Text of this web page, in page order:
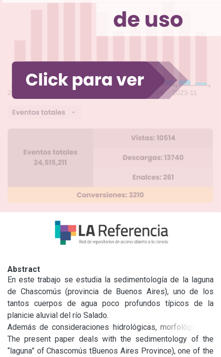
Abstract
En este trabajo se estudia la sedimentología de la laguna
de Chascomús (provincia de Buenos Aires), uno de los
tantos cuerpos de agua poco profundos típicos de la
planicie aluvial del río Salado.
Además de consideraciones hidrológicas, morfológicas y
estratigráficas, se describen los aspectos morfológicos,
topografía del fondo y propiedades físico-químicas del
The present paper deals with the sedimentology of the
“laguna” of Chascomús tBuenos Aires Province), one of the